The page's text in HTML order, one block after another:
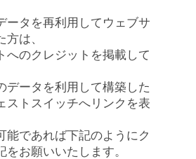
ータを再利用してウェブサ
は、
へのクレジットを掲載して
データを利用して構築した
ストスイッチへリンクを表
能であれば下記のようにク
をお願いいたします。